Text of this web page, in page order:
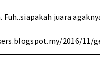
juara
2016/11/